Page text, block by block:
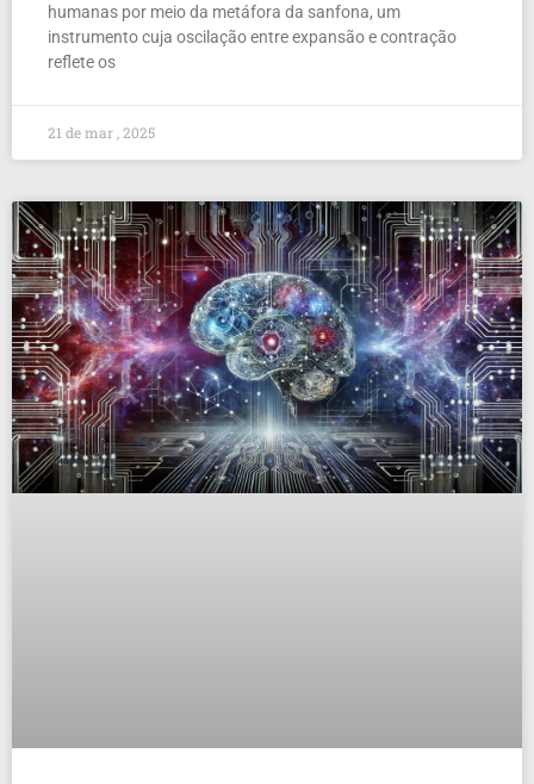
humanas por meio da metáfora da sanfona, um
instrumento cuja oscilação entre expansão e contração
reflete os
21 de mar , 2025